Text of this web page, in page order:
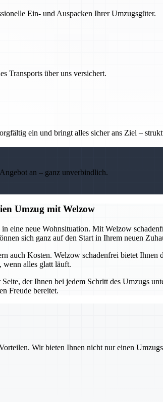
Ein- und Auspacken Ihrer Umzugsgüter.
Transports über uns versichert.
ein und bringt alles sicher ans Ziel –
an – ganz unverbindlich.
Umzug mit Welzow
eine neue Wohnsituation. Mit Welzow
sich ganz auf den Start in Ihrem neuen
auch Kosten. Welzow schadenfrei bietet
wenn alles glatt läuft.
der Ihnen bei jedem Schritt des Umzugs
Freude bereitet.
Wir bieten Ihnen nicht nur einen